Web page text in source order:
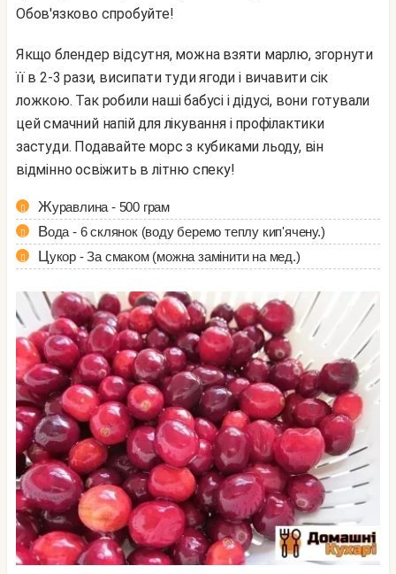
Обов'язково спробуйте!
Якщо блендер відсутня, можна взяти марлю, згорнути
її в 2-3 рази, висипати туди ягоди і вичавити сік
ложкою. Так робили наші бабусі і дідусі, вони готували
цей смачний напій для лікування і профілактики
застуди. Подавайте морс з кубиками льоду, він
відмінно освіжить в літню спеку!
Журавлина - 500 грам
Вода - 6 склянок (воду беремо теплу кип'ячену.)
Цукор - За смаком (можна замінити на мед.)